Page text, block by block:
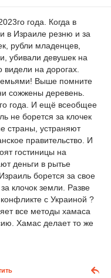
года. Когда в
в Израиле резню и за
рубли младенцев,
убивали девушек на
видели на дорогах.
Выше помните
сожжены деревень.
года. И ещё всеобщее
не борется за клочек
страны, устраняют
правительство. И
гостиницы на
деньги в рытье
борется за свое
клочок земли. Разве
с Украиной ?
все методы хамаса
Хамас делает то же